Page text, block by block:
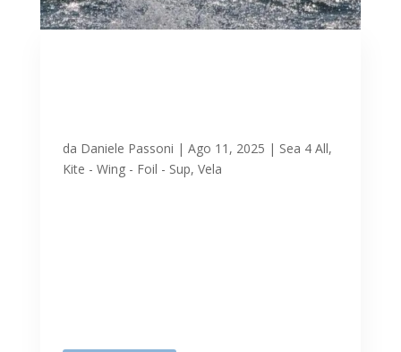
da Daniele Passoni | Ago 11, 2025 | Sea 4 All,
Kite - Wing - Foil - Sup, Vela